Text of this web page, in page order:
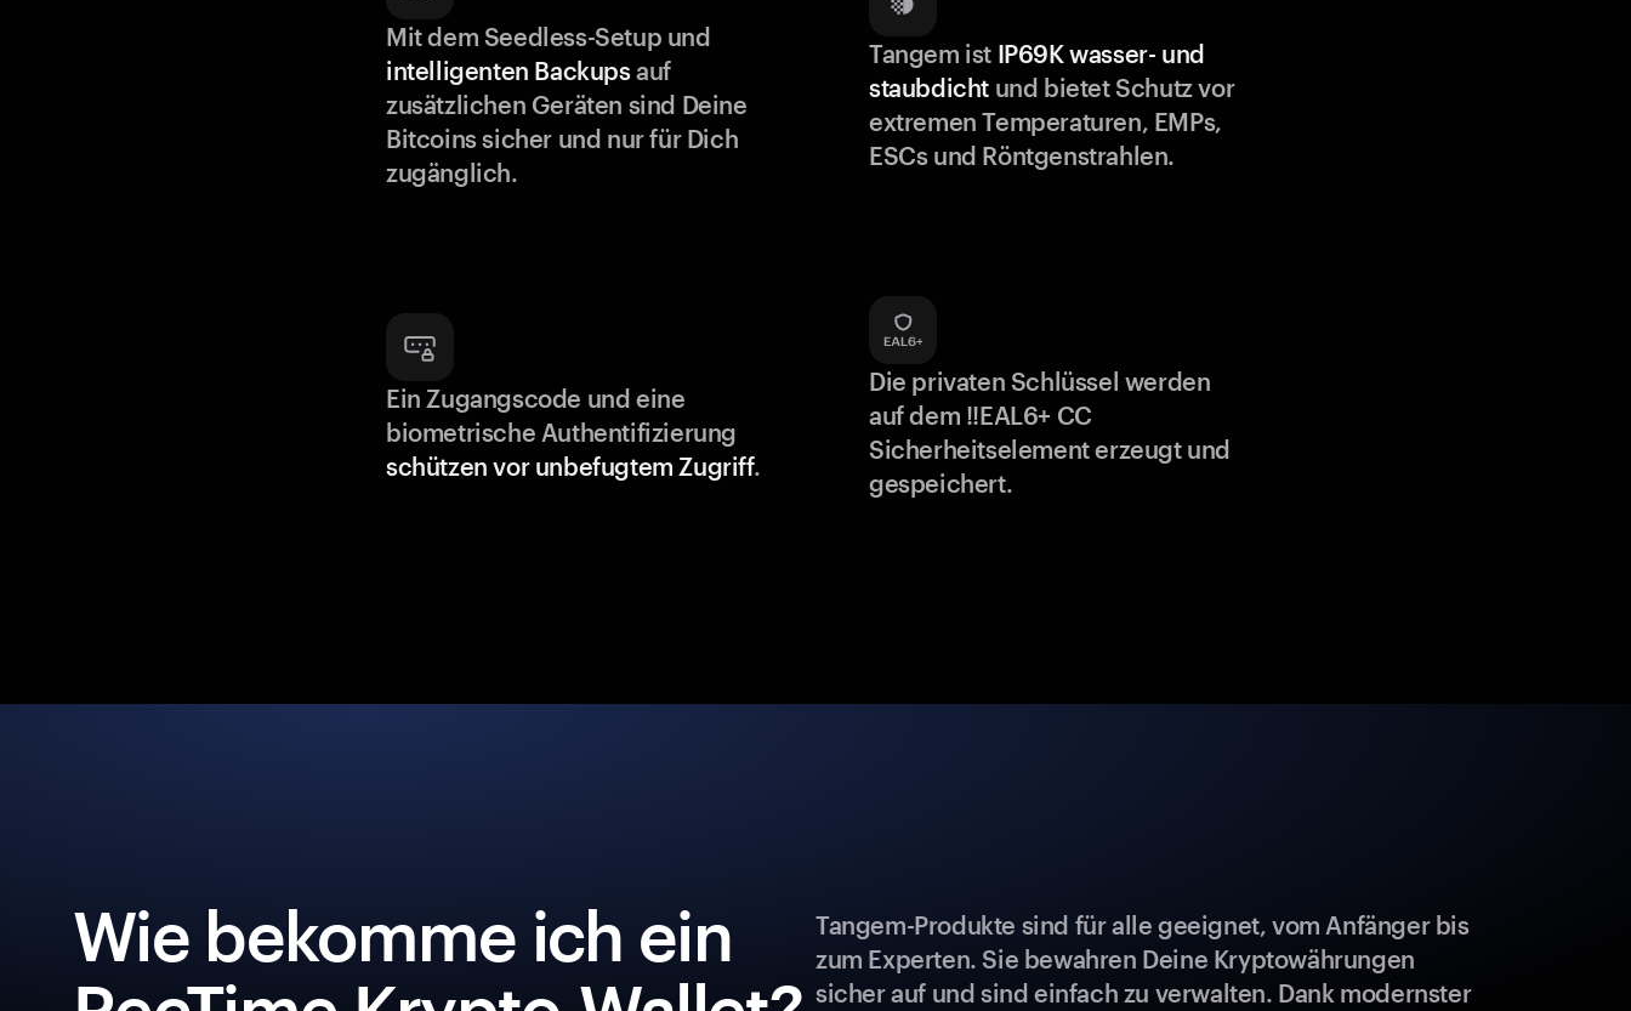
Mit dem Seedless-Setup und
intelligenten Backupsauf
zusätzlichen Geräten sind Deine
Bitcoins sicher und nur für Dich
zugänglich.
Tangem ist IP69K wasser- und
staubdicht und bietet Schutz vor
extremen Temperaturen, EMPs,
ESCs und Röntgenstrahlen.
Ein Zugangscode und eine
biometrische Authentifizierung
schützen vor unbefugtem Zugriff.
Die privaten Schlüssel werden
auf dem !!EAL6+ CC
Sicherheitselement erzeugt und
gespeichert.
Wie bekomme ich ein
Tangem-Produkte sind für alle geeignet, vom Anfänger bis
zum Experten. Sie bewahren Deine Kryptowährungen
sicher auf und sind einfach zu verwalten. Dank modernster